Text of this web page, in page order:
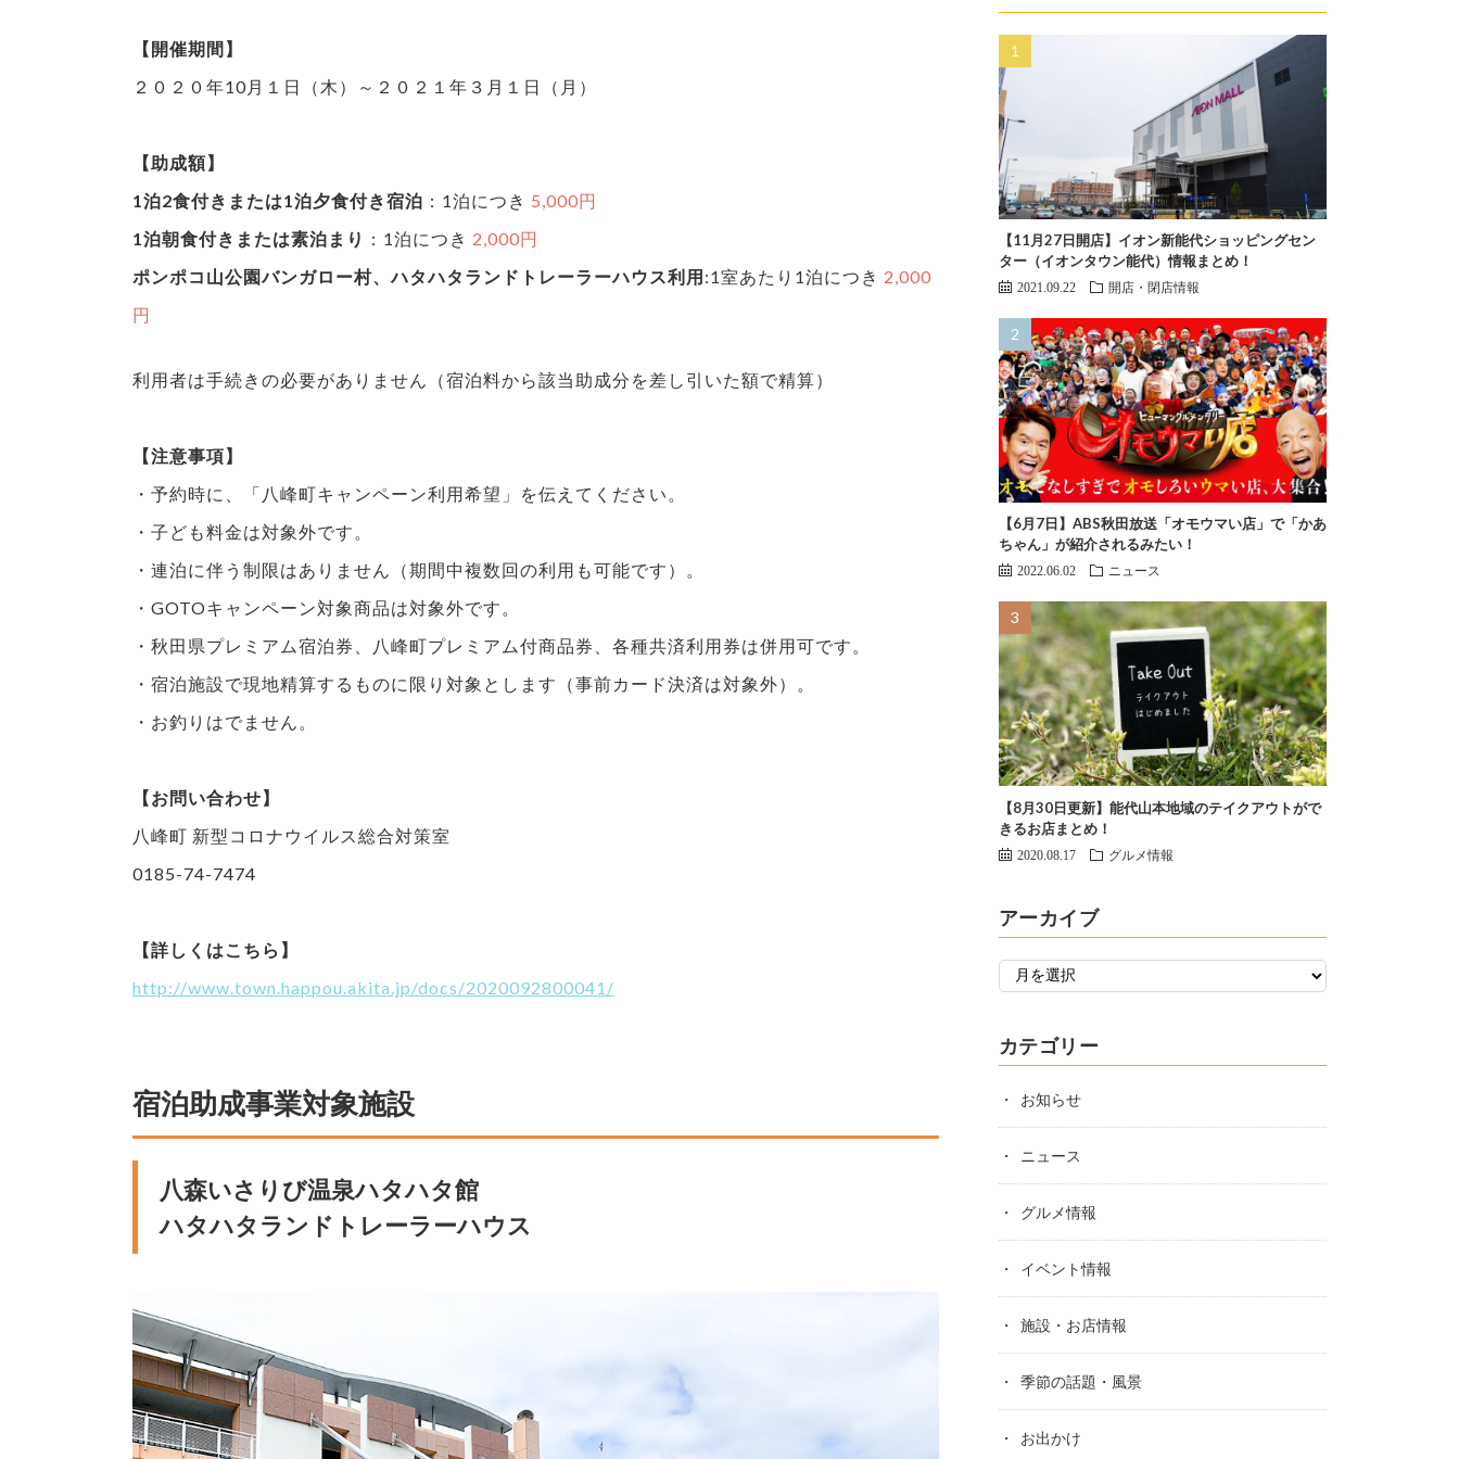
【開催期間】
２０２０年10月１日（木）～２０２１年３月１日（月）
【助成額】
1泊2食付きまたは1泊夕食付き宿泊 ：1泊につき 5,000円
1泊朝食付きまたは素泊まり ：1泊につき 2,000円
ポンポコ山公園バンガロー村、ハタハタランドトレーラーハウス利用:1室あたり1泊につき 2,000
円
利用者は手続きの必要がありません（宿泊料から該当助成分を差し引いた額で精算）
【注意事項】
・予約時に、「八峰町キャンペーン利用希望」を伝えてください。
・子ども料金は対象外です。
・連泊に伴う制限はありません（期間中複数回の利用も可能です）。
・GOTOキャンペーン対象商品は対象外です。
・秋田県プレミアム宿泊券、八峰町プレミアム付商品券、各種共済利用券は併用可です。
・宿泊施設で現地精算するものに限り対象とします（事前カード決済は対象外）。
・お釣りはでません。
【お問い合わせ】
八峰町 新型コロナウイルス総合対策室
0185-74-7474
【詳しくはこちら】
http://www.town.happou.akita.jp/docs/2020092800041/
宿泊助成事業対象施設
八森いさりび温泉ハタハタ館
ハタハタランドトレーラーハウス
【11月27日開店】イオン新能代ショッピングセン
ター（イオンタウン能代）情報まとめ！
2021.09.22 開店・閉店情報
【6月7日】ABS秋田放送「オモウマい店」で「かあ
ちゃん」が紹介されるみたい！
2022.06.02 ニュース
【8月30日更新】能代山本地域のテイクアウトがで
きるお店まとめ！
2020.08.17 グルメ情報
アーカイブ
カテゴリー
お知らせ
ニュース
グルメ情報
イベント情報
施設・お店情報
季節の話題・風景
お出かけ